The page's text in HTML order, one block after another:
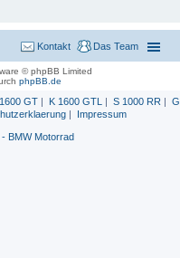
Das Team
Kontakt
© phpBB Limited
phpBB.de
GT | K 1600 GTL | S 1000 RR | G
| Impressum